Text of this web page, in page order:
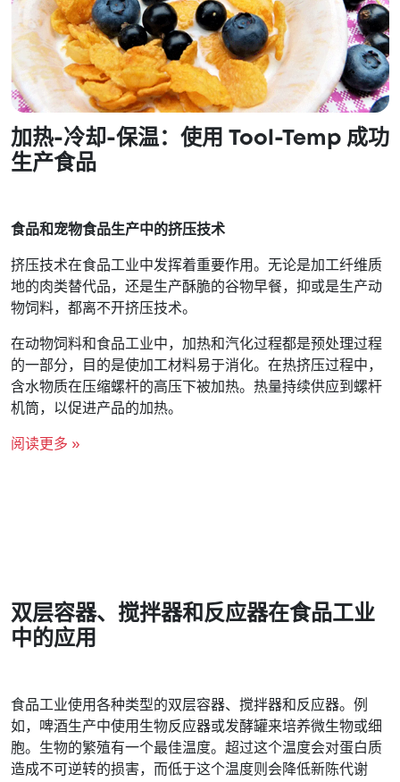
加热-冷却-保温：使用 Tool-Temp 成功
生产食品
食品和宠物食品生产中的挤压技术
挤压技术在食品工业中发挥着重要作用。无论是加工纤维质
地的肉类替代品，还是生产酥脆的谷物早餐，抑或是生产动
物饲料，都离不开挤压技术。
在动物饲料和食品工业中，加热和汽化过程都是预处理过程
的一部分，目的是使加工材料易于消化。在热挤压过程中，
含水物质在压缩螺杆的高压下被加热。热量持续供应到螺杆
机筒，以促进产品的加热。
阅读更多 »
双层容器、搅拌器和反应器在食品工业
中的应用
食品工业使用各种类型的双层容器、搅拌器和反应器。例
如，啤酒生产中使用生物反应器或发酵罐来培养微生物或细
胞。生物的繁殖有一个最佳温度。超过这个温度会对蛋白质
造成不可逆转的损害，而低于这个温度则会降低新陈代谢